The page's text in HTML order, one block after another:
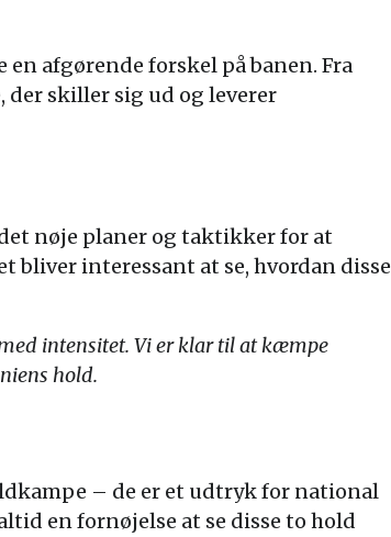
afgørende forskel på banen. Fra
skiller sig ud og leverer
nøje planer og taktikker for at
bliver interessant at se, hvordan disse
intensitet. Vi er klar til at kæmpe
hold.
– de er et udtryk for national
en fornøjelse at se disse to hold